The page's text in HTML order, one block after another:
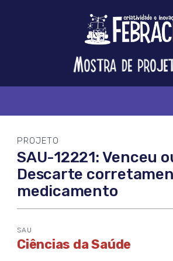
Feira
Brasileira
Ciência
PROJETO
SAU-12221: Venceu
Descarte
medicamento
SAU
Ciências da Saúde